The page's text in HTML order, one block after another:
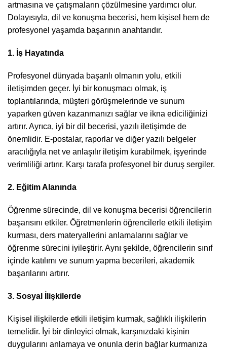
artmasına ve çatışmaların çözülmesine yardımcı olur.
Dolayısıyla, dil ve konuşma becerisi, hem kişisel hem de
profesyonel yaşamda başarının anahtarıdır.
1. İş Hayatında
Profesyonel dünyada başarılı olmanın yolu, etkili
iletişimden geçer. İyi bir konuşmacı olmak, iş
toplantılarında, müşteri görüşmelerinde ve sunum
yaparken güven kazanmanızı sağlar ve ikna ediciliğinizi
artırır. Ayrıca, iyi bir dil becerisi, yazılı iletişimde de
önemlidir. E-postalar, raporlar ve diğer yazılı belgeler
aracılığıyla net ve anlaşılır iletişim kurabilmek, işyerinde
verimliliği artırır. Karşı tarafa profesyonel bir duruş sergiler.
2. Eğitim Alanında
Öğrenme sürecinde, dil ve konuşma becerisi öğrencilerin
başarısını etkiler. Öğretmenlerin öğrencilerle etkili iletişim
kurması, ders materyallerini anlamalarını sağlar ve
öğrenme sürecini iyileştirir. Aynı şekilde, öğrencilerin sınıf
içinde katılımı ve sunum yapma becerileri, akademik
başarılarını artırır.
3. Sosyal İlişkilerde
Kişisel ilişkilerde etkili iletişim kurmak, sağlıklı ilişkilerin
temelidir. İyi bir dinleyici olmak, karşınızdaki kişinin
duygularını anlamaya ve onunla derin bağlar kurmanıza